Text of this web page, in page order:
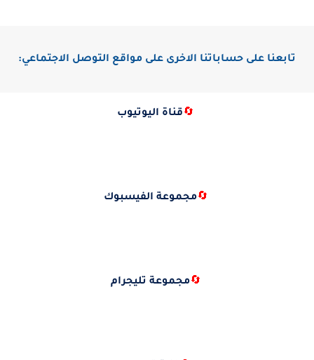
تابعنا على حساباتنا الاخرى على مواقع التوصل الاجتماعي:
🔄قناة اليوتيوب
🔄مجموعة الفيسبوك
🔄مجموعة تليجرام